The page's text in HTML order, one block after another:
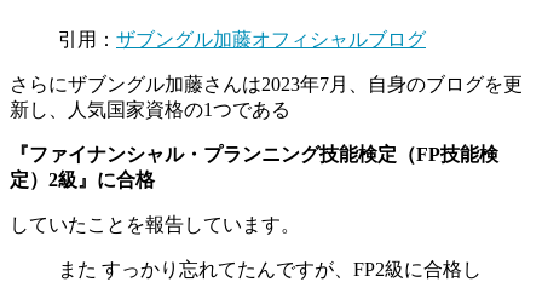
引用： ザブングル加藤オフィシャルブログ
さらにザブングル加藤さんは2023年7月、自身のブログを更
新し、人気国家資格の1つである
『ファイナンシャル・プランニング技能検定（FP技能検
定）2級』に合格
していたことを報告しています。
また すっかり忘れてたんですが、FP2級に合格し